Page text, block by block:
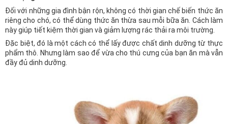
Đối với những gia đình bận rộn, không có thời gian chế biến thức ăn
riêng cho chó, có thể dùng thức ăn thừa sau mỗi bữa ăn. Cách làm
này giúp tiết kiệm thời gian và giảm lượng rác thải ra môi trường.
Đặc biệt, đó là một cách có thể lấy được chất dinh dưỡng từ thực
phẩm thô. Nhưng làm sao để vừa cho thú cưng của bạn ăn mà vẫn
đầy đủ dinh dưỡng.